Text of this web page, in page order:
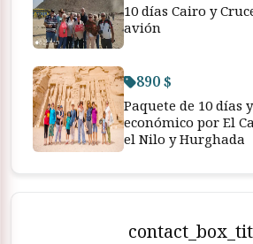
10 días Cairo y
avión
890 $
Paquete de 10 días
económico por El
el Nilo y Hurghada